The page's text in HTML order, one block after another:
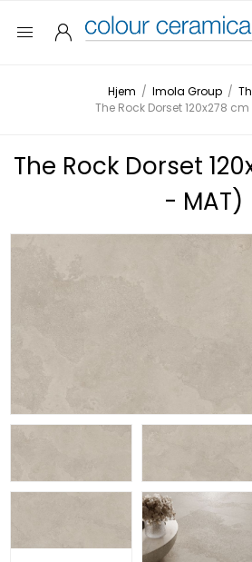
Hjem / Imola Group /
The Rock Dorset 120x278 cm
The Rock Dorset
- MAT)